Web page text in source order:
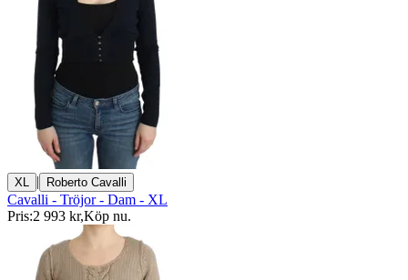
XL | Roberto Cavalli
Cavalli - Tröjor - Dam - XL
Pris:2 993 kr,Köp nu.